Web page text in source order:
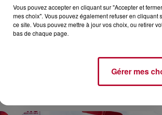
4 août 2026
FÊTE DE LA POLYNÉSIE À
Vous pouvez accepter en cliquant sur "Accepter et
mes choix". Vous pouvez également refuser en
ce site. Vous pouvez mettre à jour vos choix, ou retirer
bas de chaque page.
Gérer mes